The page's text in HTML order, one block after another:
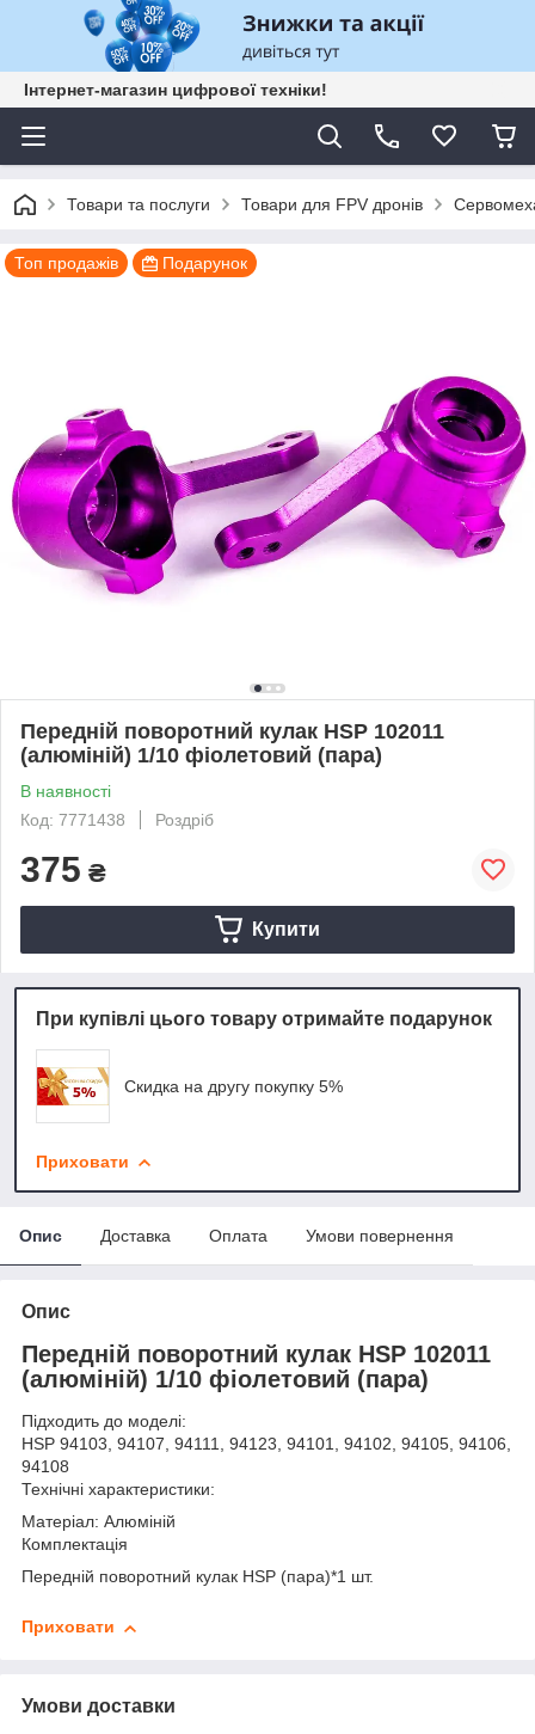
Інтернет-магазин цифрової техніки!
Товари та послуги Товари для FPV дронів
Топ продажів Подарунок
Передній поворотний кулак HSP 102011
(алюміній) 1/10 фіолетовий (пара)
В наявності
Код: 7771438
Роздріб
375 ₴
Купити
При купівлі цього товару отримайте подарунок
Скидка на другу покупку 5%
Приховати
Опис Доставка Оплата Умови повернення
Опис
Передній поворотний кулак HSP 102011
(алюміній) 1/10 фіолетовий (пара)
Підходить до моделі:
HSP 94103, 94107, 94111, 94123, 94101, 94102, 94105, 94106,
94108
Технічні характеристики:
Матеріал: Алюміній
Комплектація
Передній поворотний кулак HSP (пара)*1 шт.
Приховати
Умови доставки